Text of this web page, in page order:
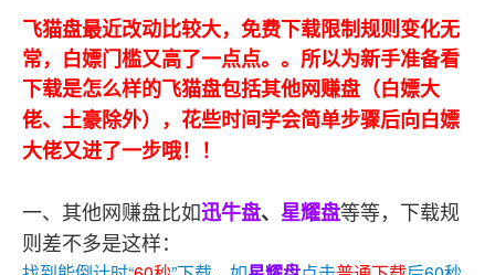
飞猫盘最近改动比较大，免费下载限制规则变化无
常，白嫖门槛又高了一点点。。所以为新手准备看
下载是怎么样的飞猫盘包括其他网赚盘（白嫖大
佬、土豪除外） ， 花些时间学会简单步骤后向白嫖
大佬又进了一步哦！！
一、其他网赚盘比如迅牛盘、 星耀盘等等，下载规
则差不多是这样：